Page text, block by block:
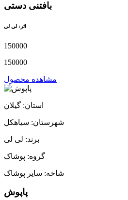
بافتنی دستی
اثر: لی لی
150000
150000
مشاهده محصول
استان: گیلان
شهرستان: سیاهکل
برند: لی لی
گروه: پوشاک
شاخه: سایر پوشاک
پاپوش